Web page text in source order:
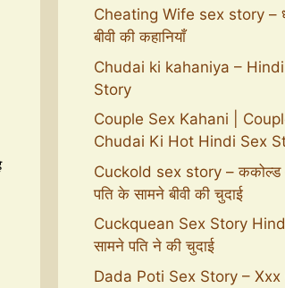
Cheating Wife sex story –
बीवी की कहानियाँ
Chudai ki kahaniya –
Story
Couple Sex Kahani |
Chudai Ki Hot Hindi Sex
Cuckold sex story – ककोल्ड –
पति के सामने बीवी की चुदाई
Cuckquean Sex Story
सामने पति ने की चुदाई
Dada Poti Sex Story – Xxx